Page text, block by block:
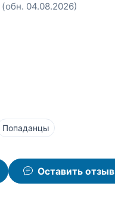
(обн. 04.08.2026)
Попаданцы
Оставить отзыв